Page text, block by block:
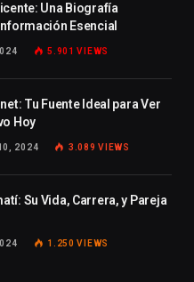
Una Biografía
Esencial
5.901VIEWS
Tu Fuente Ideal para Ver
Hoy
2024 3.089VIEWS
Su Vida, Carrera, y Pareja
1.250VIEWS